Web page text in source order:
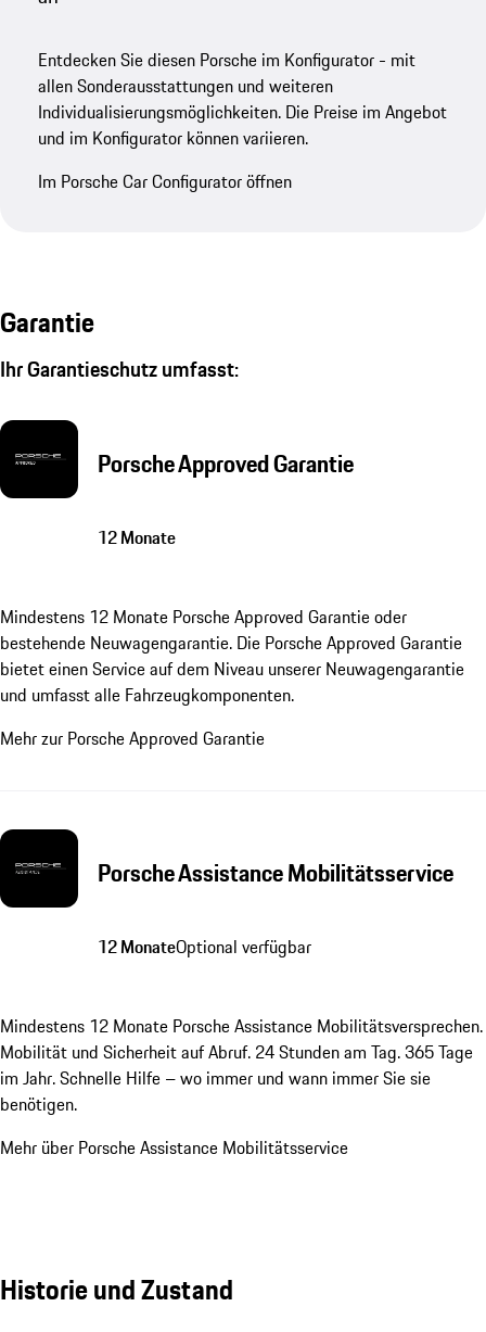
Entdecken Sie diesen Porsche im Konfigurator - mit
allen Sonderausstattungen und weiteren
Individualisierungsmöglichkeiten. Die Preise im Angebot
und im Konfigurator können variieren.
Im Porsche Car Configurator öffnen
Garantie
Ihr Garantieschutz umfasst:
Porsche Approved Garantie
12 Monate
Mindestens 12 Monate Porsche Approved Garantie oder
bestehende Neuwagengarantie. Die Porsche Approved Garantie
bietet einen Service auf dem Niveau unserer Neuwagengarantie
und umfasst alle Fahrzeugkomponenten.
Mehr zur Porsche Approved Garantie
Porsche Assistance Mobilitätsservice
12 MonateOptional verfügbar
Mindestens 12 Monate Porsche Assistance Mobilitätsversprechen.
Mobilität und Sicherheit auf Abruf. 24 Stunden am Tag. 365 Tage
im Jahr. Schnelle Hilfe – wo immer und wann immer Sie sie
benötigen.
Mehr über Porsche Assistance Mobilitätsservice
Historie und Zustand